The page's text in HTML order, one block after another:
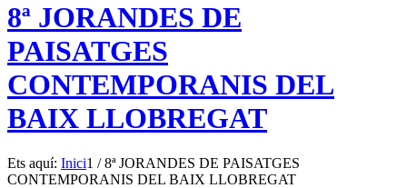
8ª JORANDES DE
PAISATGES
CONTEMPORANIS DEL
BAIX LLOBREGAT
Ets aquí: Inici1 / 8ª JORANDES DE PAISATGES
CONTEMPORANIS DEL BAIX LLOBREGAT